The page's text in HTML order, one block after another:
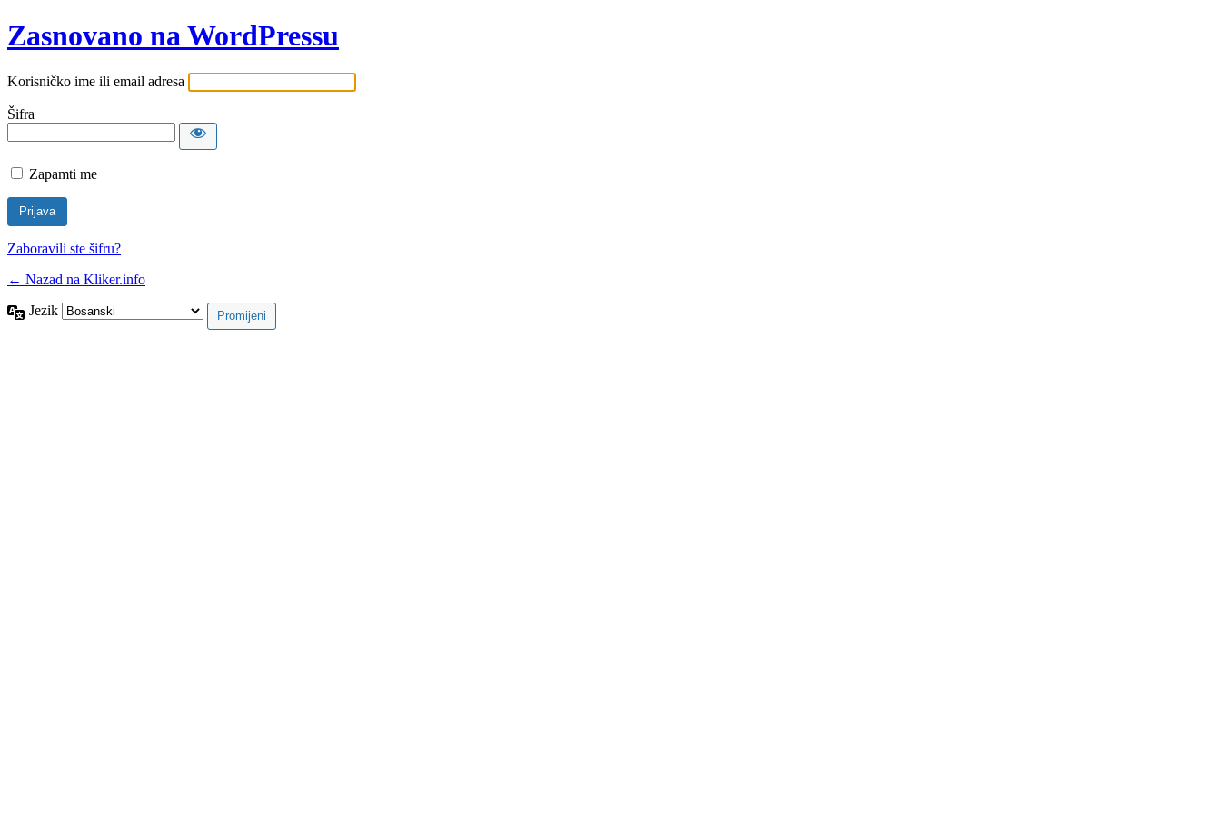
Zasnovano na WordPressu
Korisničko ime ili email adresa
Šifra
Zapamti me
Zaboravili ste šifru?
← Nazad na Kliker.info
Jezik